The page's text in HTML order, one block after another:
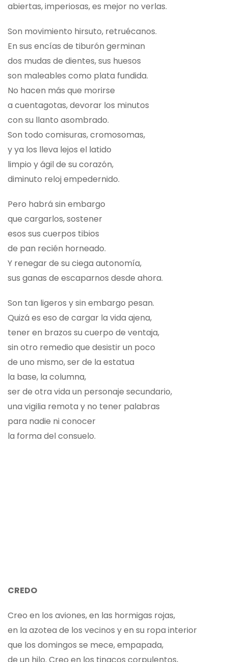
abiertas, imperiosas, es mejor no verlas.
Son movimiento hirsuto, retruécanos.
En sus encías de tiburón germinan
dos mudas de dientes, sus huesos
son maleables como plata fundida.
No hacen más que morirse
a cuentagotas, devorar los minutos
con su llanto asombrado.
Son todo comisuras, cromosomas,
y ya los lleva lejos el latido
limpio y ágil de su corazón,
diminuto reloj empedernido.
Pero habrá sin embargo
que cargarlos, sostener
esos sus cuerpos tibios
de pan recién horneado.
Y renegar de su ciega autonomía,
sus ganas de escaparnos desde ahora.
Son tan ligeros y sin embargo pesan.
Quizá es eso de cargar la vida ajena,
tener en brazos su cuerpo de ventaja,
sin otro remedio que desistir un poco
de uno mismo, ser de la estatua
la base, la columna,
ser de otra vida un personaje secundario,
una vigilia remota y no tener palabras
para nadie ni conocer
la forma del consuelo.
CREDO
Creo en los aviones, en las hormigas rojas,
en la azotea de los vecinos y en su ropa interior
que los domingos se mece, empapada,